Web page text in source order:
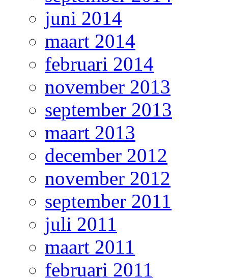
juni 2014
maart 2014
februari 2014
november 2013
september 2013
maart 2013
december 2012
november 2012
september 2011
juli 2011
maart 2011
februari 2011